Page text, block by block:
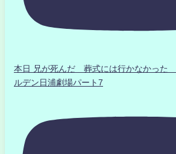
本日 兄が死んだ 葬式には行かなかっ
ルデン日浦劇場パート7